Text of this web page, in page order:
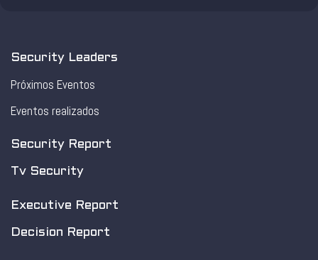
Security Leaders
Próximos Eventos
Eventos realizados
Security Report
Tv Security
Executive Report
Decision Report